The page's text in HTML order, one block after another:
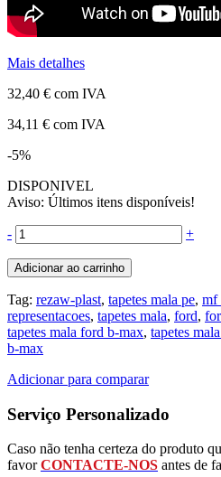
Mais detalhes
32,40 € com IVA
34,11 € com IVA
-5%
DISPONIVEL
Aviso: Últimos itens disponíveis!
- +
Adicionar ao carrinho
Tag: rezaw-plast, tapetes mala pe, mf
representacoes, tapetes mala, ford,
tapetes mala ford b-max, tapetes
b-max
Adicionar para comparar
Serviço Personalizado
Caso não tenha certeza do produto
favorCONTACTE-NOS antes de